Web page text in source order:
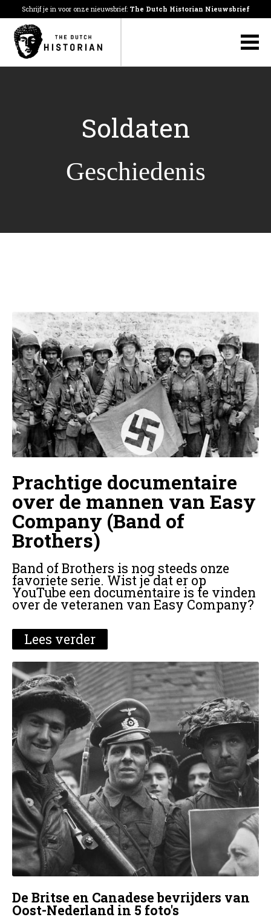
Schrijf je in voor onze nieuwsbrief: The Dutch Historian Nieuwsbrief
Soldaten
Geschiedenis
Prachtige documentaire
over de mannen van Easy
Company (Band of
Brothers)
Band of Brothers is nog steeds onze
favoriete serie. Wist je dat er op
YouTube een documentaire is te vinden
over de veteranen van Easy Company?
Lees verder
De Britse en Canadese bevrijders van
Oost-Nederland in 5 foto's